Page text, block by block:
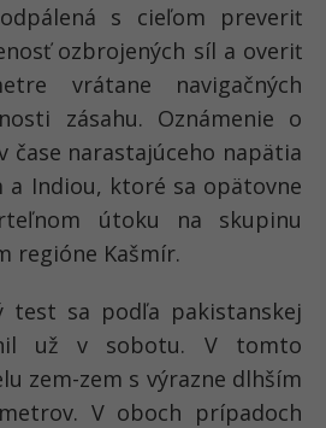
s cieľom preveriť
ozbrojených síl a overiť
vrátane navigačných
zásahu. Oznámenie o
čase narastajúceho napätia
a Indiou, ktoré sa opätovne
útoku na skupinu
regióne Kašmír.
test sa podľa pakistanskej
už v sobotu. V tomto
zem-zem s výrazne dlhším
V oboch prípadoch